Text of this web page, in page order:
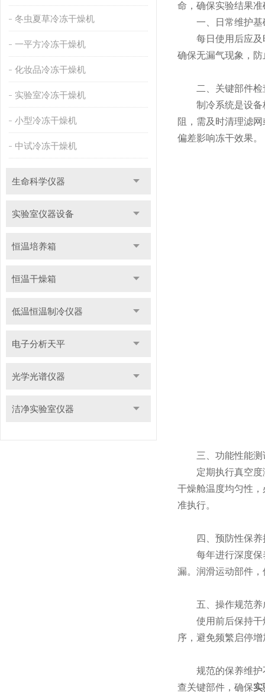
冬虫夏草冷冻干燥机
一平方冷冻干燥机
化妆品冷冻干燥机
实验室冷冻干燥机
小型冷冻干燥机
中试冷冻干燥机
生命科学仪器
实验室仪器设备
恒温培养箱
恒温干燥箱
低温恒温制冷仪器
电子分析天平
光学光谱仪器
洁净实验室仪器
命，确保实验结果准
一、​​日常维护基
每日使用后应及时
确保无漏气现象，
二、​​关键部件检
制冷系统是设备核
阻，需及时清理滤
偏差影响冻干效果。
三、功能性能测
定期执行真空度测
干燥舱温度均匀性
准执行。
四、预防性保养
每年进行深度保养
漏。润滑运动部件
五、操作规范养
使用前后保持干燥
序，避免频繁启停
规范的保养维护不
查关键部件，确保实